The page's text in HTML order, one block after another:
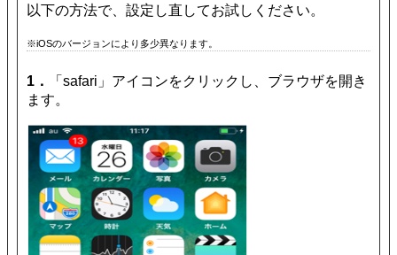
以下の方法で、設定し直してお試しください。
※iOSのバージョンにより多少異なります。
1．
「safari」アイコンをクリックし、ブラウザを開き
ます。